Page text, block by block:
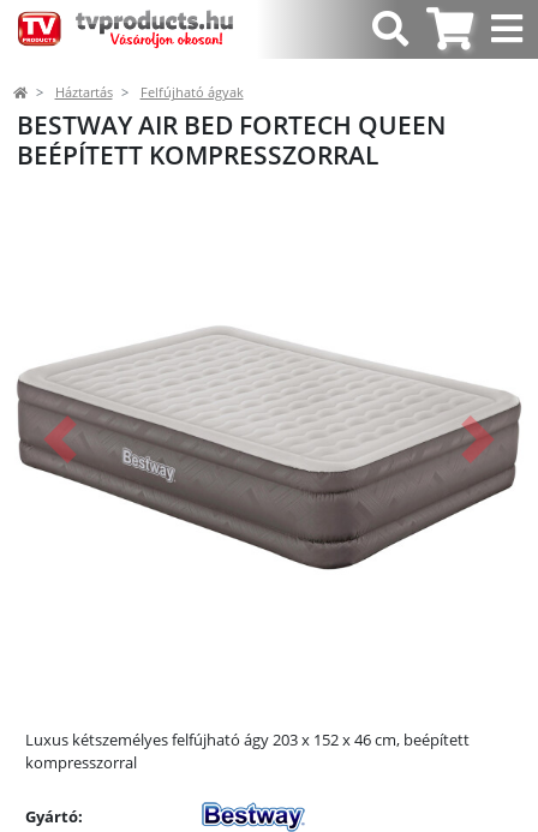
Háztartás Felfújható ágyak
BESTWAY AIR BED FORTECH QUEEN
BEÉPÍTETT KOMPRESSZORRAL
Előző
Luxus kétszemélyes felfújható ágy 203 x 152 x 46 cm, beépített
kompresszorral
Gyártó: